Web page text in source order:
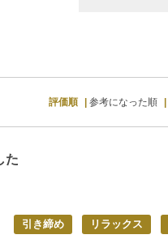
評価順 参考になった順
た
引き締め リラックス